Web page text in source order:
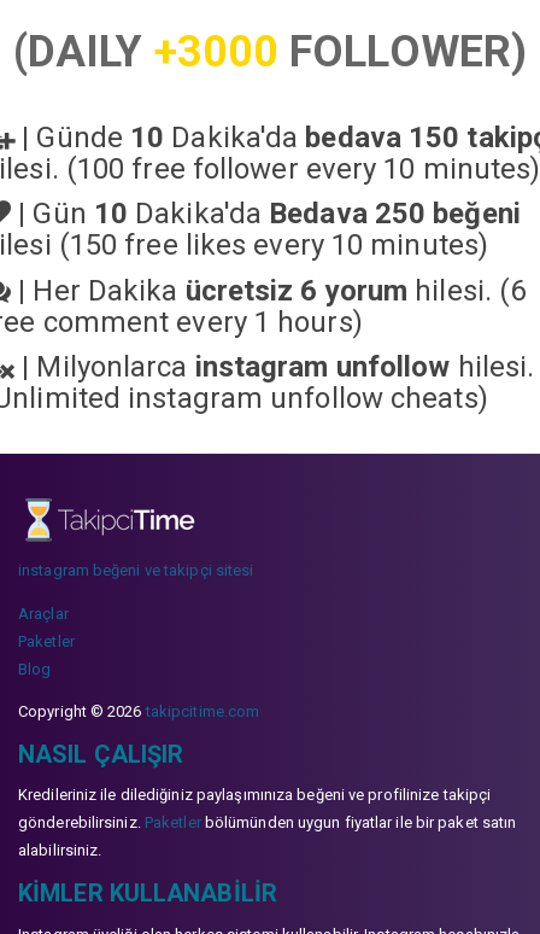
(DAILY +3000 FOLLOWER)
| Günde 10 Dakika'da bedava 150
(100 free follower every 10 minutes)
| Gün 10 Dakika'da Bedava 250 beğeni
(150 free likes every 10 minutes)
| Her Dakika ücretsiz 6 yorum hilesi. (6
comment every 1 hours)
| Milyonlarca instagram unfollow hilesi.
instagram unfollow cheats)
instagram beğeni ve takipçi sitesi
Araçlar
Paketler
Blog
Copyright © 2026takipcitime.com
NASIL ÇALIŞIR
Kredileriniz ile dilediğiniz paylaşımınıza beğeni ve profilinize takipçi
gönderebilirsiniz. Paketlerbölümünden uygun fiyatlar ile bir paket satın
alabilirsiniz.
KIMLER KULLANABILIR